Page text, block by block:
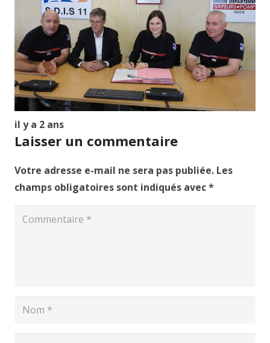
il y a 2 ans
Laisser un commentaire
Votre adresse e-mail ne sera pas publiée. Les
champs obligatoires sont indiqués avec*